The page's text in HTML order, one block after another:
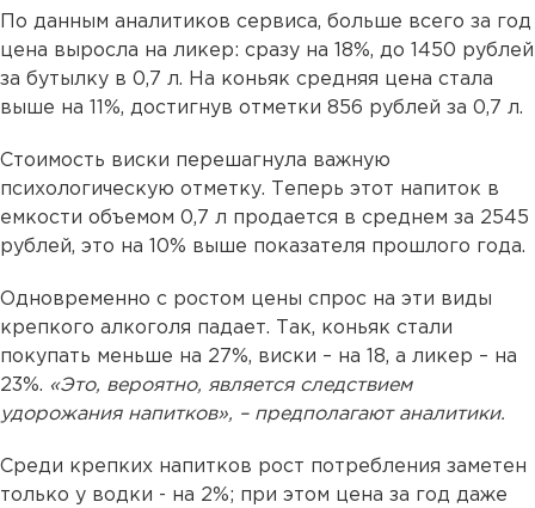
По данным аналитиков сервиса, больше всего за год
цена выросла на ликер: сразу на 18%, до 1450 рублей
за бутылку в 0,7 л. На коньяк средняя цена стала
выше на 11%, достигнув отметки 856 рублей за 0,7 л.
Стоимость виски перешагнула важную
психологическую отметку. Теперь этот напиток в
емкости объемом 0,7 л продается в среднем за 2545
рублей, это на 10% выше показателя прошлого года.
Одновременно с ростом цены спрос на эти виды
крепкого алкоголя падает. Так, коньяк стали
покупать меньше на 27%, виски – на 18, а ликер – на
23%. «Это, вероятно, является следствием
удорожания напитков», – предполагают аналитики.
Среди крепких напитков рост потребления заметен
только у водки - на 2%; при этом цена за год даже